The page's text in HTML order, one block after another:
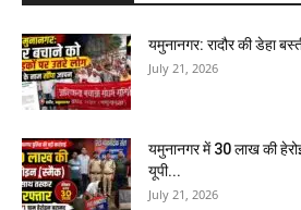
यमुनानगर: रादौर की डेहा
July 21, 2026
यमुनानगर में 30 लाख की
यूपी...
July 21, 2026